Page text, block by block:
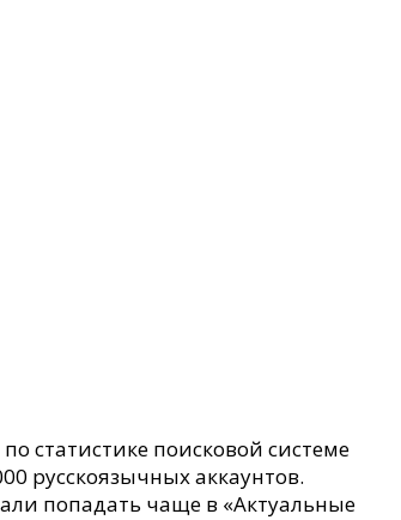
статистике поисковой системе
русскоязычных аккаунтов.
попадать чаще в «Актуальные